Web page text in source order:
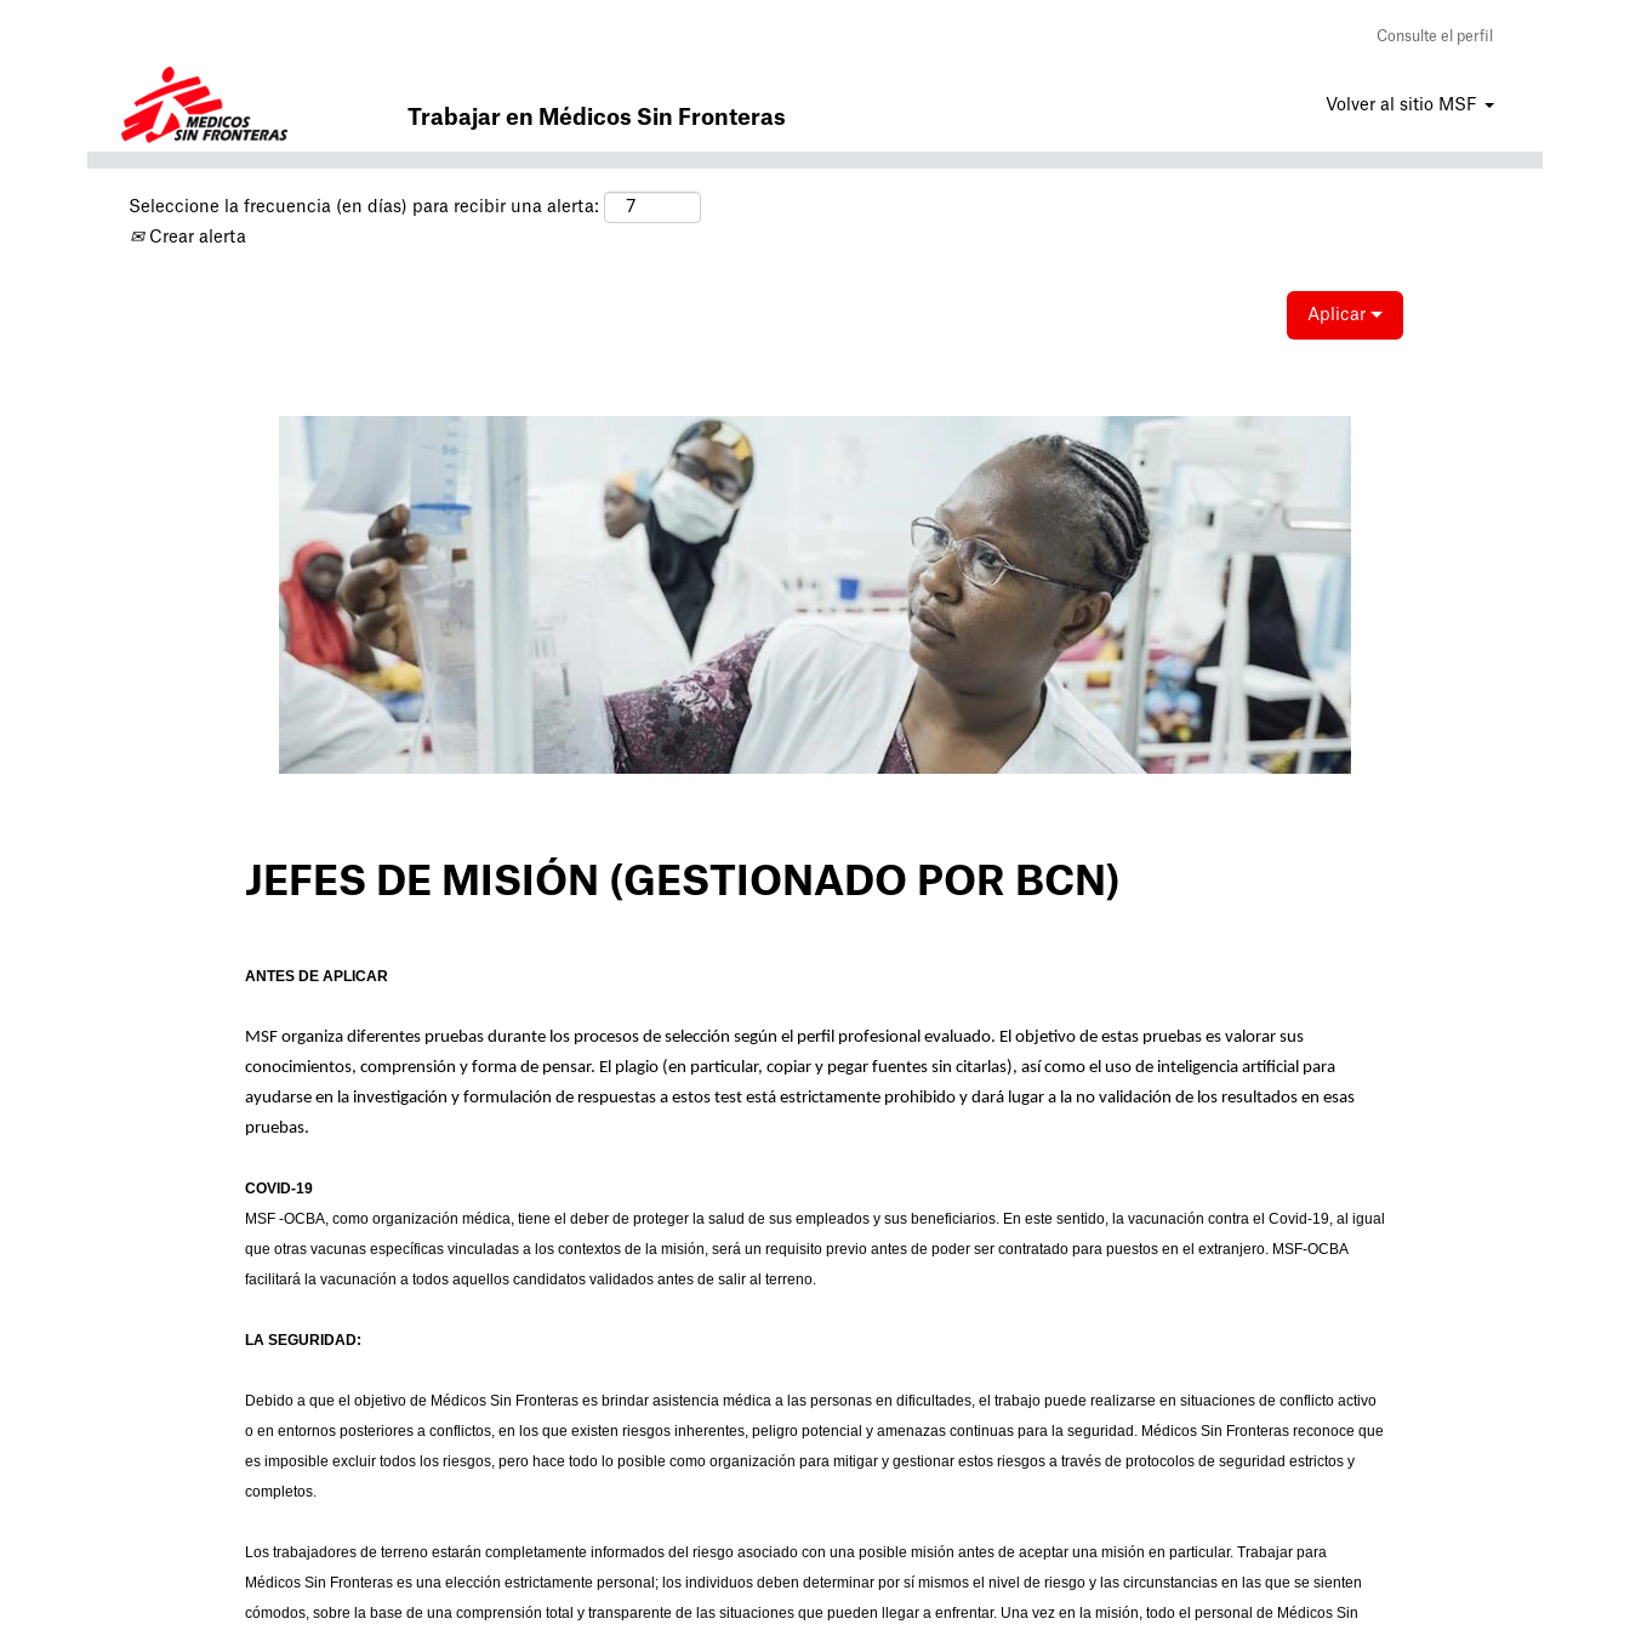
Consulte el perfil
Trabajar en Médicos Sin Fronteras
Volver al sitio MSF
Seleccione la frecuencia (en días) para recibir una alerta:
Crear alerta
Aplicar
JEFES DE MISIÓN (GESTIONADO POR BCN)
ANTES DE APLICAR
MSF organiza diferentes pruebas durante los procesos de selección según el perfil profesional evaluado. El objetivo de estas pruebas es valorar sus
conocimientos, comprensión y forma de pensar. El plagio (en particular, copiar y pegar fuentes sin citarlas), así como el uso de inteligencia artificial para
ayudarse en la investigación y formulación de respuestas a estos test está estrictamente prohibido y dará lugar a la no validación de los resultados en esas
pruebas.
COVID-19
MSF -OCBA, como organización médica, tiene el deber de proteger la salud de sus empleados y sus beneficiarios. En este sentido, la vacunación contra el Covid-19, al igual
que otras vacunas específicas vinculadas a los contextos de la misión, será un requisito previo antes de poder ser contratado para puestos en el extranjero. MSF-OCBA
facilitará la vacunación a todos aquellos candidatos validados antes de salir al terreno.
LA SEGURIDAD:
Debido a que el objetivo de Médicos Sin Fronteras es brindar asistencia médica a las personas en dificultades, el trabajo puede realizarse en situaciones de conflicto activo
o en entornos posteriores a conflictos, en los que existen riesgos inherentes, peligro potencial y amenazas continuas para la seguridad. Médicos Sin Fronteras reconoce que
es imposible excluir todos los riesgos, pero hace todo lo posible como organización para mitigar y gestionar estos riesgos a través de protocolos de seguridad estrictos y
completos.
Los trabajadores de terreno estarán completamente informados del riesgo asociado con una posible misión antes de aceptar una misión en particular. Trabajar para
Médicos Sin Fronteras es una elección estrictamente personal; los individuos deben determinar por sí mismos el nivel de riesgo y las circunstancias en las que se sienten
cómodos, sobre la base de una comprensión total y transparente de las situaciones que pueden llegar a enfrentar. Una vez en la misión, todo el personal de Médicos Sin